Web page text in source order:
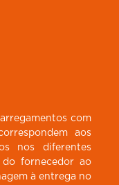
com
aos
nos diferentes
fornecedor ao
à entrega no